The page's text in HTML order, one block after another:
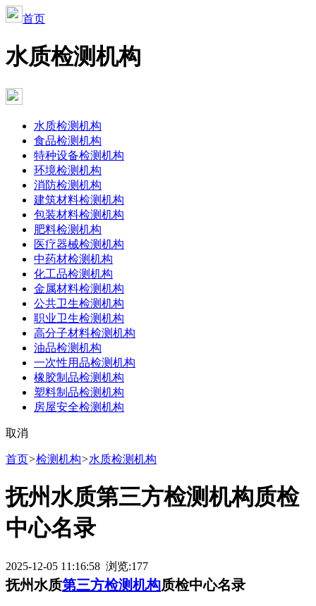
首页
水质检测机构
水质检测机构
食品检测机构
特种设备检测机构
环境检测机构
消防检测机构
建筑材料检测机构
包装材料检测机构
肥料检测机构
医疗器械检测机构
中药材检测机构
化工品检测机构
金属材料检测机构
公共卫生检测机构
职业卫生检测机构
高分子材料检测机构
油品检测机构
一次性用品检测机构
橡胶制品检测机构
塑料制品检测机构
房屋安全检测机构
取消
首页>检测机构>水质检测机构
抚州水质第三方检测机构质检
中心名录
2025-12-05 11:16:58 浏览:177
抚州水质第三方检测机构质检中心名录